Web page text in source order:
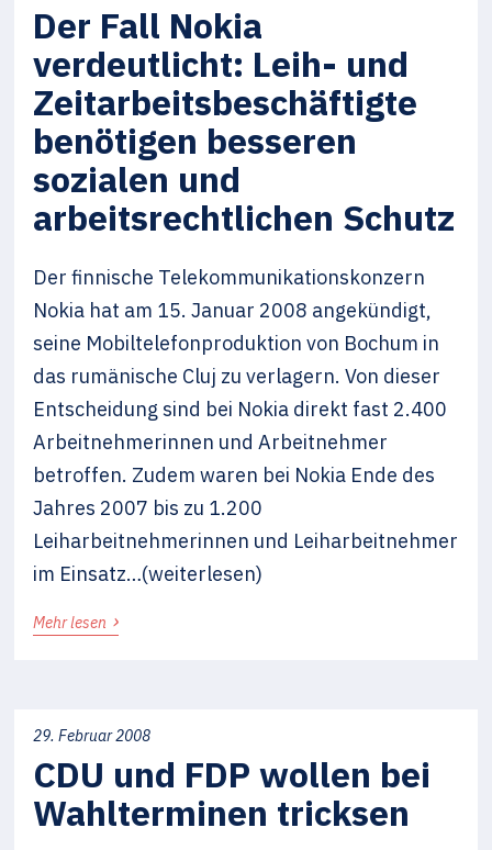
Der Fall Nokia
verdeutlicht: Leih- und
Zeitarbeitsbeschäftigte
benötigen besseren
sozialen und
arbeitsrechtlichen Schutz
Der finnische Telekommunikationskonzern
Nokia hat am 15. Januar 2008 angekündigt,
seine Mobiltelefonproduktion von Bochum in
das rumänische Cluj zu verlagern. Von dieser
Entscheidung sind bei Nokia direkt fast 2.400
Arbeitnehmerinnen und Arbeitnehmer
betroffen. Zudem waren bei Nokia Ende des
Jahres 2007 bis zu 1.200
Leiharbeitnehmerinnen und Leiharbeitnehmer
im Einsatz…(weiterlesen)
Mehr lesen ›
29. Februar 2008
CDU und FDP wollen bei
Wahlterminen tricksen